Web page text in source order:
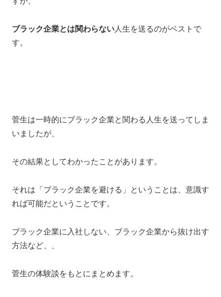
ブラック企業とは関わらない 人生を送るのがベストで
す。
菅生は一時的にブラック企業と関わる人生を送ってしま
いましたが、
その結果としてわかったことがあります。
それは「ブラック企業を避ける」ということは、意識す
れば可能だということです。
ブラック企業に入社しない、ブラック企業から抜け出す
方法など、、
菅生の体験談をもとにまとめます。